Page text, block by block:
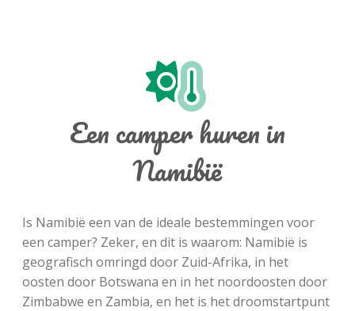
Een camper huren in
Namibië
Is Namibië een van de ideale bestemmingen voor
een camper? Zeker, en dit is waarom: Namibië is
geografisch omringd door Zuid-Afrika, in het
oosten door Botswana en in het noordoosten door
Zimbabwe en Zambia, en het is het droomstartpunt